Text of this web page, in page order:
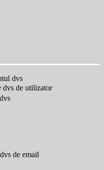
dvs
dvs de utilizator
de email